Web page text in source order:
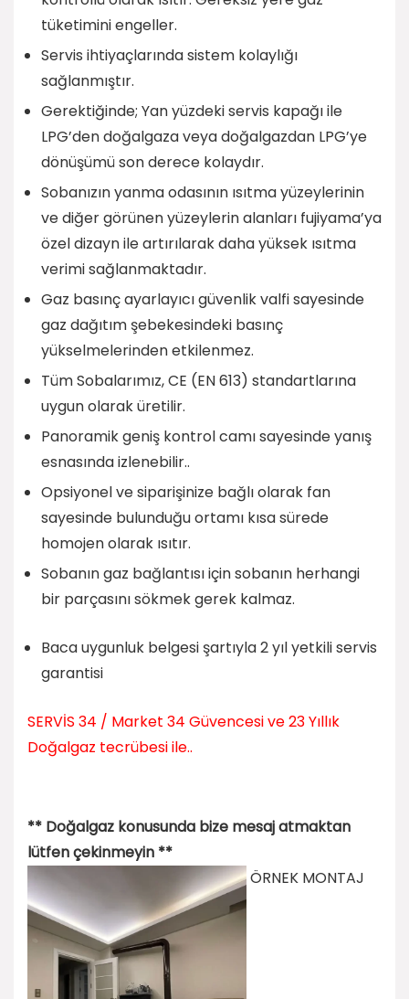
tüketimini engeller.
Servis ihtiyaçlarında sistem kolaylığı
sağlanmıştır.
Gerektiğinde; Yan yüzdeki servis kapağı ile
LPG’den doğalgaza veya doğalgazdan LPG’ye
dönüşümü son derece kolaydır.
Sobanızın yanma odasının ısıtma yüzeylerinin
ve diğer görünen yüzeylerin alanları fujiyama’ya
özel dizayn ile artırılarak daha yüksek ısıtma
verimi sağlanmaktadır.
Gaz basınç ayarlayıcı güvenlik valfi sayesinde
gaz dağıtım şebekesindeki basınç
yükselmelerinden etkilenmez.
Tüm Sobalarımız, CE (EN 613) standartlarına
uygun olarak üretilir.
Panoramik geniş kontrol camı sayesinde yanış
esnasında izlenebilir..
Opsiyonel ve siparişinize bağlı olarak fan
sayesinde bulunduğu ortamı kısa sürede
homojen olarak ısıtır.
Sobanın gaz bağlantısı için sobanın herhangi
bir parçasını sökmek gerek kalmaz.
Baca uygunluk belgesi şartıyla 2 yıl yetkili servis
garantisi
SERVİS 34 / Market 34 Güvencesi ve 23 Yıllık
Doğalgaz tecrübesi ile..
** Doğalgaz konusunda bize mesaj atmaktan
lütfen çekinmeyin **
ÖRNEK MONTAJ